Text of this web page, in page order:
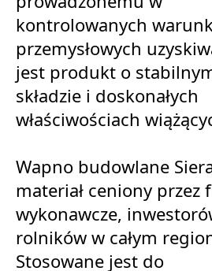
kontrolowanych
przemysłowych
jest produkt o
składzie i doskonałych
właściwościach
Wapno budowlane
materiał ceniony przez
wykonawcze,
rolników w całym
Stosowane jest do